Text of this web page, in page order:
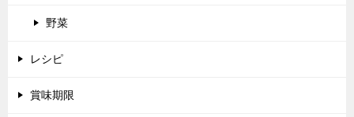
野菜
レシピ
賞味期限